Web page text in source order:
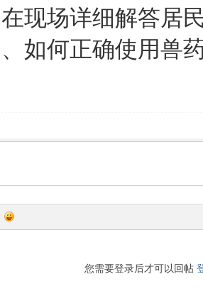
现场详细解答居
如何正确使用兽药
您需要登录后才可以回帖